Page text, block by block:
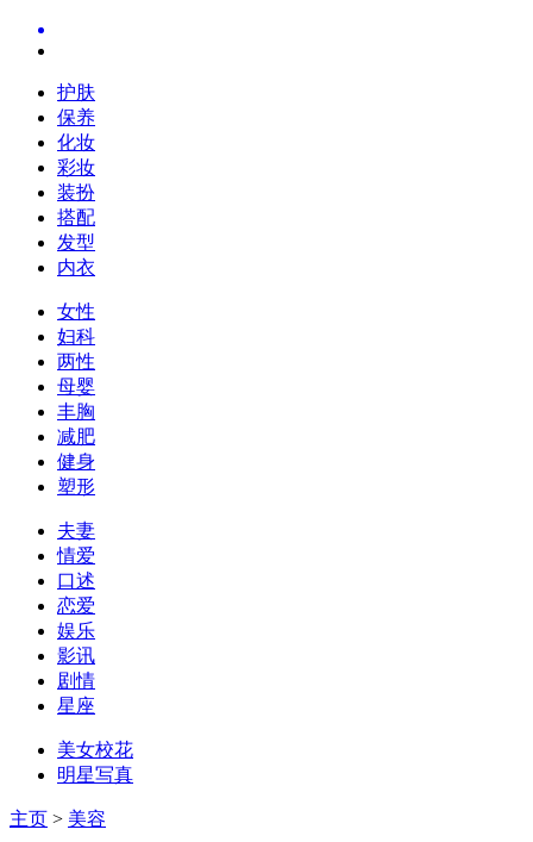
护肤
保养
化妆
彩妆
装扮
搭配
发型
内衣
女性
妇科
两性
母婴
丰胸
减肥
健身
塑形
夫妻
情爱
口述
恋爱
娱乐
影讯
剧情
星座
美女校花
明星写真
主页 > 美容